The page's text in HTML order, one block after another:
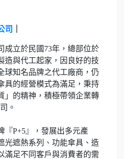
司
成立於民國73年，總部位於
造與代工起家，因良好的技
球知名品牌之代工廠商，仍
具的經營模式為滿足，秉持
」的精神，積極帶領企業轉
。
『P+5』，發展出多元產
光遮熱系列、功能傘具、造
滿足不同客戶與消費者的需